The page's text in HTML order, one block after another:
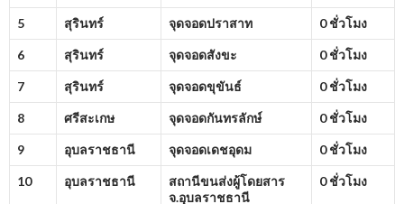
5 สุรินทร์ จุดจอดปราสาท 0 ชั่วโมง
6 สุรินทร์ จุดจอดสังขะ 0 ชั่วโมง
7 สุรินทร์ จุดจอดขุขันธ์ 0 ชั่วโมง
8 ศรีสะเกษ จุดจอดกันทรลักษ์ 0 ชั่วโมง
9 อุบลราชธานี จุดจอดเดชอุดม 0 ชั่วโมง
10 อุบลราชธานี
สถานีขนส่งผู้โดยสาร
จ.อุบลราชธานี
0 ชั่วโมง